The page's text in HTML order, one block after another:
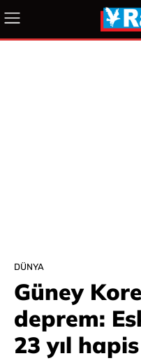
DÜNYA
Güney
deprem:
23 yıl hapis